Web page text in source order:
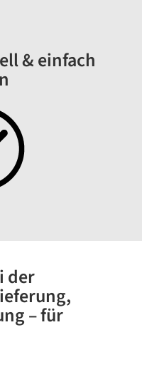
& einfach
der
– für